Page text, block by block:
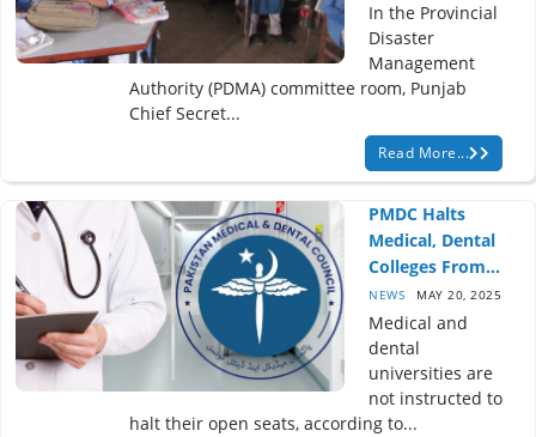
In the Provincial
Disaster
Management
Authority (PDMA) committee room, Punjab
Chief Secret...
Read More...
PMDC Halts
Medical, Dental
Colleges From...
NEWS MAY 20, 2025
Medical and
dental
universities are
not instructed to
halt their open seats, according to...